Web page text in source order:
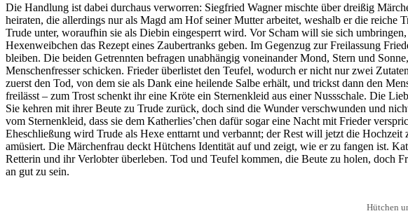
Die Handlung ist dabei durchaus verworren: Siegfried Wagner mischte über dreißig
heiraten, die allerdings nur als Magd am Hof seiner Mutter arbeitet, weshalb er die reiche
Trude unter, woraufhin sie als Diebin eingesperrt wird. Vor Scham will sie sich
Hexenweibchen das Rezept eines Zaubertranks geben. Im Gegenzug zur Freilassung
bleiben. Die beiden Getrennten befragen unabhängig voneinander Mond, Stern und
Menschenfresser schicken. Frieder überlistet den Teufel, wodurch er nicht nur zwei
zuerst den Tod, von dem sie als Dank eine heilende Salbe erhält, und trickst dann den
freilässt – zum Trost schenkt ihr eine Kröte ein Sternenkleid aus einer Nussschale. Die
Sie kehren mit ihrer Beute zu Trude zurück, doch sind die Wunder verschwunden und
vom Sternenkleid, dass sie dem Katherlies’chen dafür sogar eine Nacht mit Frieder
Eheschließung wird Trude als Hexe enttarnt und verbannt; der Rest will jetzt die
amüsiert. Die Märchenfrau deckt Hütchens Identität auf und zeigt, wie er zu fangen ist.
Retterin und ihr Verlobter überleben. Tod und Teufel kommen, die Beute zu holen, doch
an gut zu sein.
Hütchen